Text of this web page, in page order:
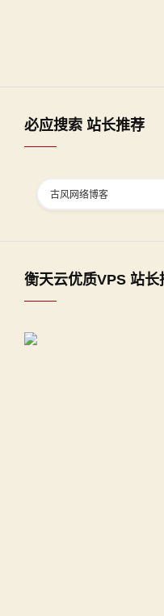
必应搜索 站长推荐
衡天云优质VPS 站长